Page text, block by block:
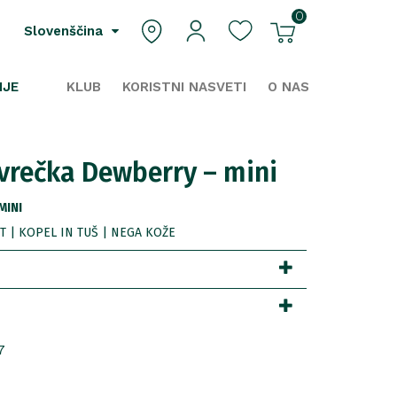
Slovenščina
0
O NAS
KORISTNI NASVETI
KLUB
Dewberry – mini
| KOPEL IN TUŠ | NEGA KOŽE